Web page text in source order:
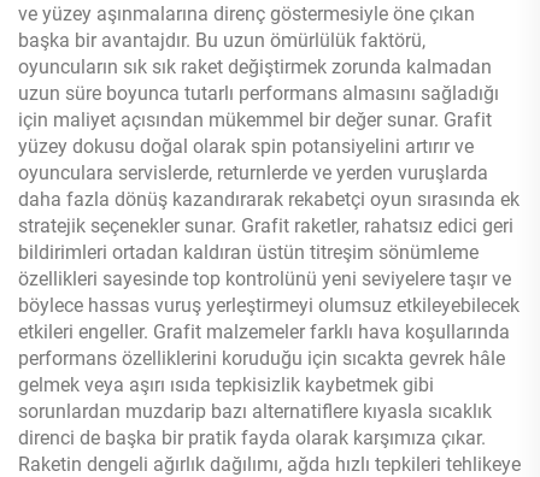
ve yüzey aşınmalarına direnç göstermesiyle öne çıkan
başka bir avantajdır. Bu uzun ömürlülük faktörü,
oyuncuların sık sık raket değiştirmek zorunda kalmadan
uzun süre boyunca tutarlı performans almasını sağladığı
için maliyet açısından mükemmel bir değer sunar. Grafit
yüzey dokusu doğal olarak spin potansiyelini artırır ve
oyunculara servislerde, returnlerde ve yerden vuruşlarda
daha fazla dönüş kazandırarak rekabetçi oyun sırasında ek
stratejik seçenekler sunar. Grafit raketler, rahatsız edici geri
bildirimleri ortadan kaldıran üstün titreşim sönümleme
özellikleri sayesinde top kontrolünü yeni seviyelere taşır ve
böylece hassas vuruş yerleştirmeyi olumsuz etkileyebilecek
etkileri engeller. Grafit malzemeler farklı hava koşullarında
performans özelliklerini koruduğu için sıcakta gevrek hâle
gelmek veya aşırı ısıda tepkisizlik kaybetmek gibi
sorunlardan muzdarip bazı alternatiflere kıyasla sıcaklık
direnci de başka bir pratik fayda olarak karşımıza çıkar.
Raketin dengeli ağırlık dağılımı, ağda hızlı tepkileri tehlikeye